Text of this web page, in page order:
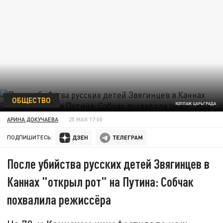
КОЛЛАЖ ЦАРЬГРАДА
ОБЩЕСТВО
АРИНА ДОКУЧАЕВА 25 МАЯ 17:00
ПОДПИШИТЕСЬ:
После убийства русских детей Звягинцев в
Каннах "открыл рот" на Путина: Собчак
похвалила режиссёра